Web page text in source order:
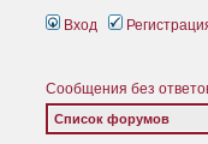
Вход
Сообщения без
Список форумов